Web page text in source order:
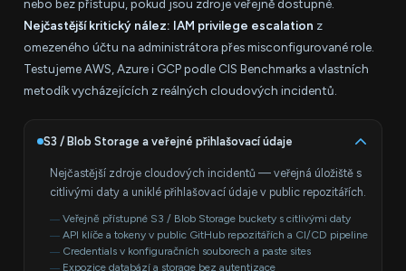
nebo bez přístupu, pokud jsou zdroje veřejně dostupné.
Nejčastější kritický nález: IAM privilege escalation z
omezeného účtu na administrátora přes misconfigurované role.
Testujeme AWS, Azure i GCP podle CIS Benchmarks a vlastních
metodík vycházejících z reálných cloudových incidentů.
S3 / Blob Storage a veřejné přihlašovací údaje
Nejčastější zdroje cloudových incidentů — veřejná úložiště s
citlivými daty a uniklé přihlašovací údaje v public repozitářích.
Veřejně přístupné S3 / Blob Storage buckety s citlivými daty
API klíče a tokeny v public GitHub repozitářích a CI/CD pipeline
Credentials v konfiguračních souborech a paste sites
Expozice databází a storage bez autentizace